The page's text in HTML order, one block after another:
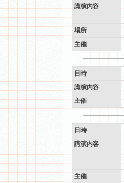
講演内容
場所
主催
日時
講演内容
主催
日時
講演内容
主催